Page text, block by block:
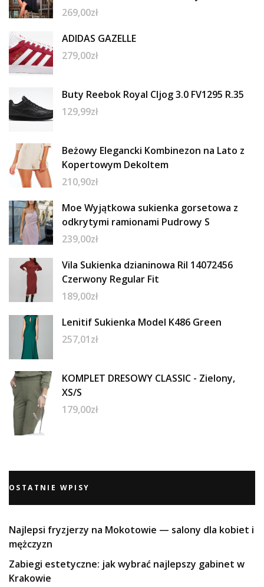
269,00zł
ADIDAS GAZELLE
279,00zł
Buty Reebok Royal Cljog 3.0 FV1295 R.35
129,99zł
Beżowy Elegancki Kombinezon na Lato z
Kopertowym Dekoltem
210,90zł
Moe Wyjątkowa sukienka gorsetowa z
odkrytymi ramionami Pudrowy S
239,00zł
Vila Sukienka dzianinowa Ril 14072456
Czerwony Regular Fit
189,00zł
Lenitif Sukienka Model K486 Green
257,01zł
KOMPLET DRESOWY CLASSIC - Zielony,
XS/S
179,00zł
OSTATNIE WPISY
Najlepsi fryzjerzy na Mokotowie — salony dla kobiet i
mężczyzn
Zabiegi estetyczne: jak wybrać najlepszy gabinet w
Krakowie